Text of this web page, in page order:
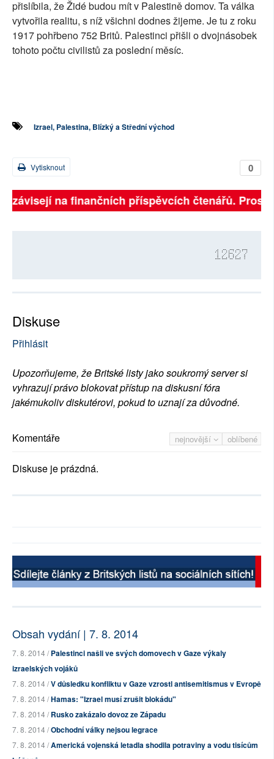
přislíbila, že Židé budou mít v Palestině domov. Ta válka
vytvořila realitu, s níž všichni dodnes žijeme. Je tu z roku
1917 pohřbeno 752 Britů. Palestinci přišli o dvojnásobek
tohoto počtu civilistů za poslední měsíc.
Izrael, Palestina, Blízký a Střední východ
0
Vytisknout
závisejí na finančních příspěvcích čtenářů.
12627
Diskuse
Přihlásit
Upozorňujeme, že Britské listy jako soukromý server si
vyhrazují právo blokovat přístup na diskusní fóra
jakémukoliv diskutérovi, pokud to uznají za důvodné.
nejnovější oblíbené
Komentáře
Diskuse je prázdná.
Obsah vydání | 7. 8. 2014
7. 8. 2014 /Palestinci našli ve svých domovech v Gaze výkaly
izraelských vojáků
7. 8. 2014 /V důsledku konfliktu v Gaze vzrostl antisemitismus v Evropě
7. 8. 2014 /Hamas: "Izrael musí zrušit blokádu"
7. 8. 2014 /Rusko zakázalo dovoz ze Západu
7. 8. 2014 /Obchodní války nejsou legrace
7. 8. 2014 /Americká vojenská letadla shodila potraviny a vodu tisícům